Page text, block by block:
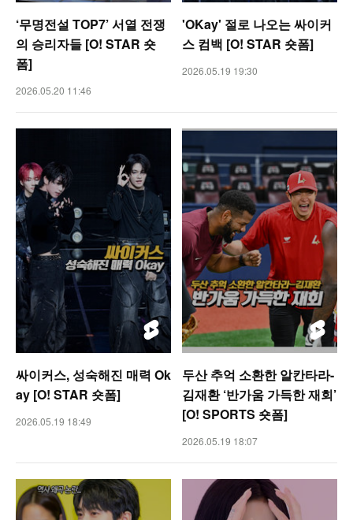
‘무명전설 TOP7’ 서열 전쟁
의 승리자들 [O! STAR 숏
폼]
2026.05.20 11:46
'OKay' 절로 나오는 싸이커
스 컴백 [O! STAR 숏폼]
2026.05.19 19:30
싸이커스, 성숙해진 매력 Ok
ay [O! STAR 숏폼]
2026.05.19 18:49
두산 추억 소환한 알칸타라-
김재환 ‘반가움 가득한 재회’
[O! SPORTS 숏폼]
2026.05.19 18:07